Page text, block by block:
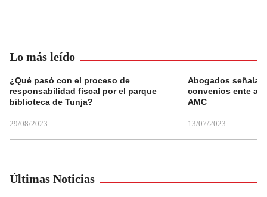
Lo más leído
¿Qué pasó con el proceso de
responsabilidad fiscal por el parque
biblioteca de Tunja?
29/08/2023
Abogados
convenios ente
AMC
13/07/2023
Últimas Noticias